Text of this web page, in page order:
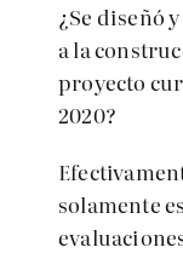
¿Se diseñó
a la
proyecto
2020?
solamente